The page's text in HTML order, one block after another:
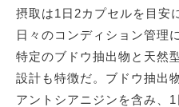
摂取は1日2カプセルを目安
日々のコンディション管理
特定のブドウ抽出物と天然
設計も特徴だ。ブドウ抽出
アントシアニジンを含み、